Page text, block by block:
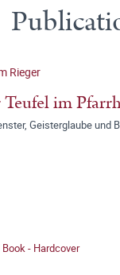
Rieger
im
Geisterglaube und
Book - Hardcover